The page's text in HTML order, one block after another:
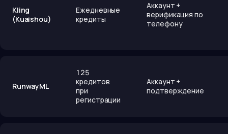
Kling
(Kuaishou)
Ежедневные
кредиты
Аккаунт +
верификация по
телефону
RunwayML
125
кредитов
при
регистрации
Аккаунт +
подтверждение